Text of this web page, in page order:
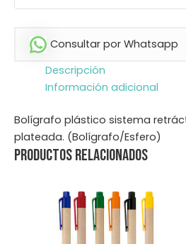
Consultar por Whatsapp
Descripción
Información adicional
Bolígrafo plástico sistema
plateada. (Bolígrafo/Esfero)
Productos relacionados
Este
producto
tiene